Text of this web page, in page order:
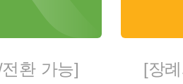
환 가능] [장